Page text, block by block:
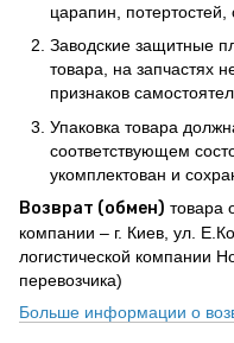
царапин, потертостей,
Заводские защитные
товара, на запчастях
признаков
Упаковка товара
соответствующем
укомплектован и
Возврат (обмен) товара
компании – г. Киев, ул.
логистической компании
перевозчика)
Больше информации о